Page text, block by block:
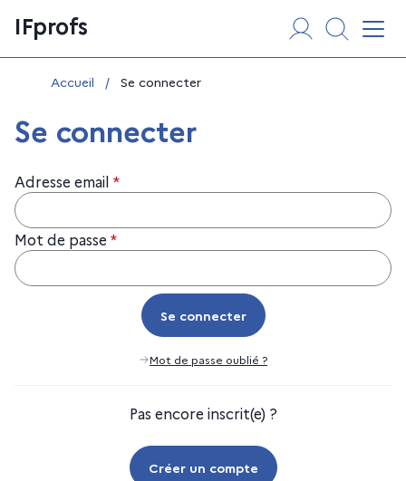
au
contenu
IFprofs
Vous êtes ici :
Accueil / Se connecter
Se connecter
Adresse email *
Mot de passe *
Se connecter
Se connecter
Mot de passe oublié ?
Pas encore inscrit(e) ?
Créer un compte